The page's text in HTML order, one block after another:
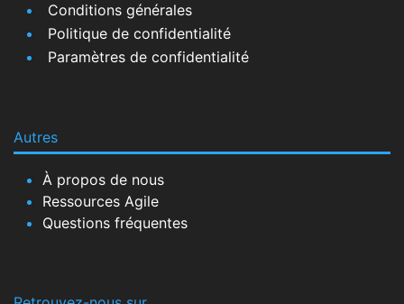
Conditions générales
Politique de confidentialité
Paramètres de confidentialité
Autres
À propos de nous
Ressources Agile
Questions fréquentes